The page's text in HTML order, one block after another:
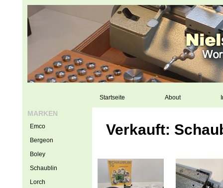
Startseite About
Verkauft:
MARKEN
Emco
Bergeon
Boley
Schaublin
Lorch